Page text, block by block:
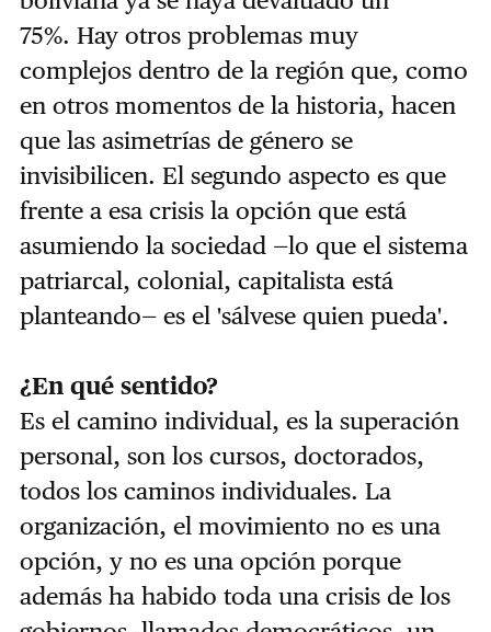
75%. Hay otros problemas muy
complejos dentro de la región que, como
en otros momentos de la historia, hacen
que las asimetrías de género se
invisibilicen. El segundo aspecto es que
frente a esa crisis la opción que está
asumiendo la sociedad —lo que el sistema
patriarcal, colonial, capitalista está
planteando— es el 'sálvese quien pueda'.
¿En qué sentido?
Es el camino individual, es la superación
personal, son los cursos, doctorados,
todos los caminos individuales. La
organización, el movimiento no es una
opción, y no es una opción porque
además ha habido toda una crisis de los